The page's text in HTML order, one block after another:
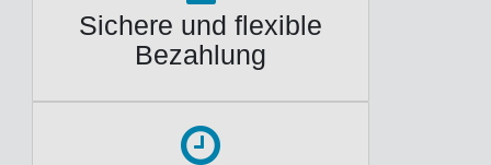
Sichere und flexible
Bezahlung